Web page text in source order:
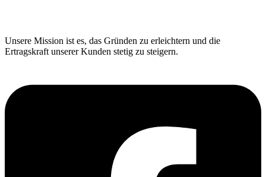
Unsere Mission ist es, das Gründen zu erleichtern und die
Ertragskraft unserer Kunden stetig zu steigern.